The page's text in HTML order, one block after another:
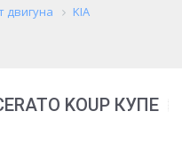
двигуна
KIA
KOUP КУПЕ